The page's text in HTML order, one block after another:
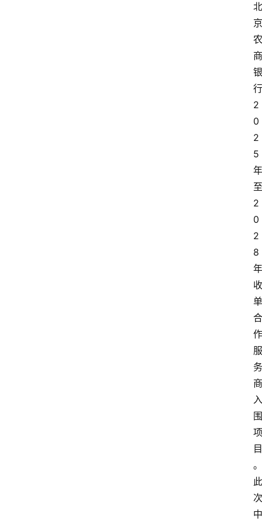
北
京
农
商
银
行
2
0
2
5
年
至
2
0
2
8
年
收
单
合
作
服
务
商
入
围
项
目
。
此
次
中